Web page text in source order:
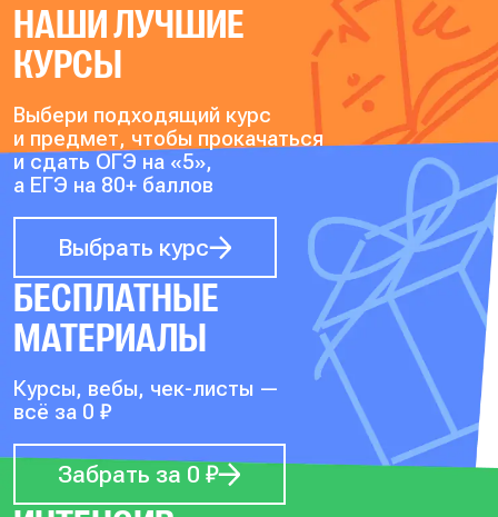
НАШИ ЛУЧШИЕ
КУРСЫ
Выбери подходящий курс
и предмет, чтобы прокачаться
и сдать ОГЭ на «5»,
а ЕГЭ на 80+ баллов
Выбрать курс
БЕСПЛАТНЫЕ
МАТЕРИАЛЫ
Курсы, вебы, чек-листы —
всё за 0 ₽
Забрать за 0 ₽